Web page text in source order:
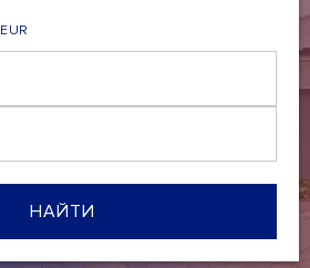
EUR
НАЙТИ